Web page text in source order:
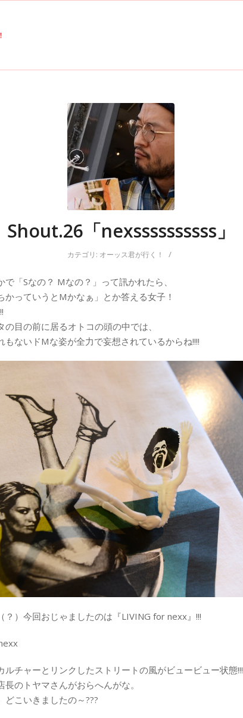
Shout.26「nexssssssssss」
カテゴリ: オーッス君が行く！ /
で「Sなの？ Mなの？」って訊かれたら、
かっていうとMかなぁ」とか答える女子！
の目の前に居るオトコの頭の中では、
もないドMな姿が全力で妄想されているからね!!!!
？）今回おじゃましたのは『LIVING for nexx』!!!
ルチャーとリンクしたストリートの風がビュービュー状態!!!
長のトヤマさんがおらへんがな。
どこいきましたの～???